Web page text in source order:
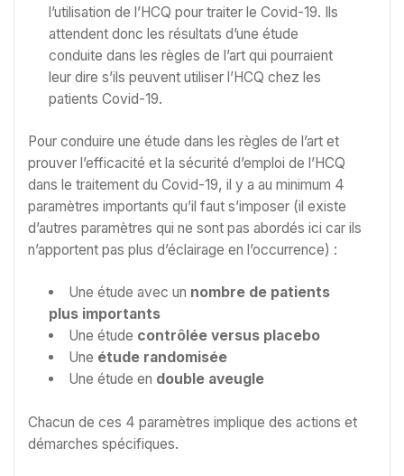
l’utilisation de l’HCQ pour traiter le Covid-19. Ils
attendent donc les résultats d’une étude
conduite dans les règles de l’art qui pourraient
leur dire s’ils peuvent utiliser l’HCQ chez les
patients Covid-19.
Pour conduire une étude dans les règles de l’art et
prouver l’efficacité et la sécurité d’emploi de l’HCQ
dans le traitement du Covid-19, il y a au minimum 4
paramètres importants qu’il faut s’imposer (il existe
d’autres paramètres qui ne sont pas abordés ici car ils
n’apportent pas plus d’éclairage en l’occurrence) :
Une étude avec un nombre de patients
plus importants
Une étude contrôlée versus placebo
Une étude randomisée
Une étude en double aveugle
Chacun de ces 4 paramètres implique des actions et
démarches spécifiques.